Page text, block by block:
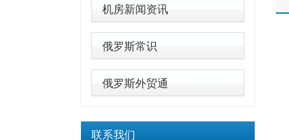
机房新闻资讯
俄罗斯常识
俄罗斯外贸通
联系我们